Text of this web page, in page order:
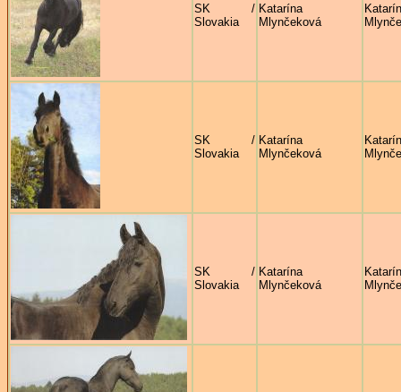
SK /
Slovakia
Katarína
Mlynčeková
SK /
Slovakia
Katarína
Mlynčeková
SK /
Slovakia
Katarína
Mlynčeková